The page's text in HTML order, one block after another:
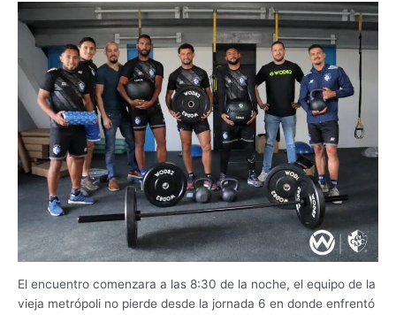
El encuentro comenzara a las 8:30 de la noche, el equipo de la
vieja metrópoli no pierde desde la jornada 6 en donde enfrentó